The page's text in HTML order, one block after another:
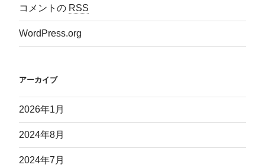
コメントの RSS
WordPress.org
アーカイブ
2026年1月
2024年8月
2024年7月